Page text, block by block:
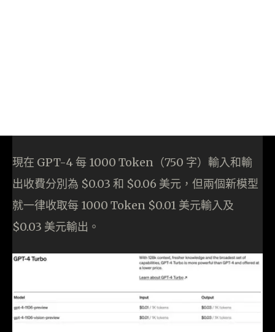
現在 GPT-4 每 1000 Token（750 字）輸入和輸
出收費分別為 $0.03 和 $0.06 美元，但兩個新模型
就一律收取每 1000 Token $0.01 美元輸入及
$0.03 美元輸出。